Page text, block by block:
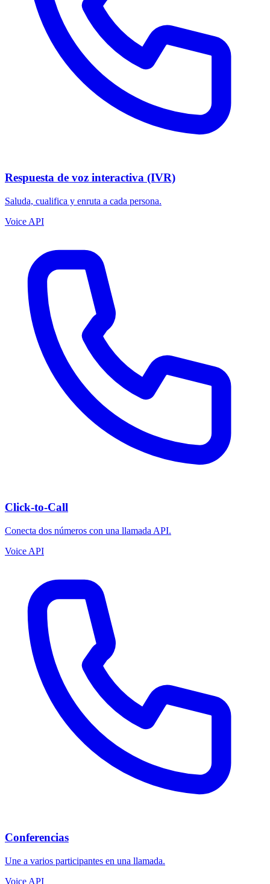
Respuesta de voz interactiva (IVR)
Saluda, cualifica y enruta a cada persona.
Voice API
Click-to-Call
Conecta dos números con una llamada API.
Voice API
Conferencias
Une a varios participantes en una llamada.
Voice API